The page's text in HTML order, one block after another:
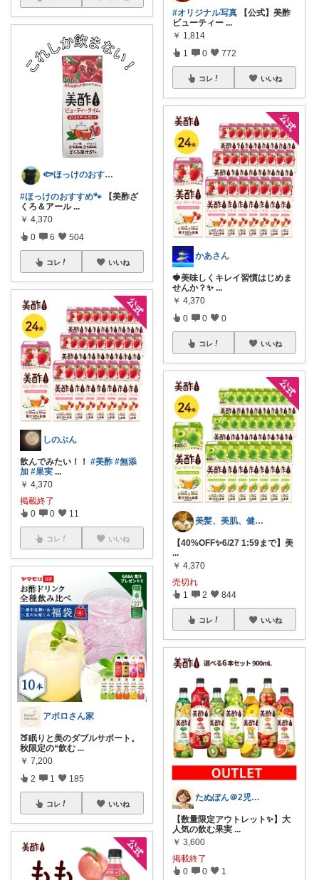
🐟ほっけのおすすめ＠朝コレ派🐾
#ほっけのおすすめ🐾 【美酢ざ
くろ＆アール ...
￥ 4,370
0 6 504
コレ いいね
しのぶん
飲んでみたい！！ #美酢 #無添
加 #果実 ...
￥ 4,370
掲載終了
0 0 11
コレ いいね
アポロさん家
🍑眠りと美のダブルサポート。
秋限定の“飲む ...
￥ 7,200
2 1 185
コレ いいね
#オリジナル写真 【公式】美酢
ビューティー ...
￥ 1,814
1 0 772
コレ いいね
かあさん
🍓美味しくキレイ習慣はじめま
せんか？✨ ...
￥ 4,370
0 0 0
コレ いいね
美髪、美肌、健康商品お勧めROOM
【40%OFF✨6/27 1:59まで】美
...
￥ 4,370
売切れ
1 2 844
コレ いいね
たぬぽん＠2児のワーママ
【数量限定アウトレット✨】大
人気の飲む果実 ...
￥ 3,600
掲載終了
0 0 1